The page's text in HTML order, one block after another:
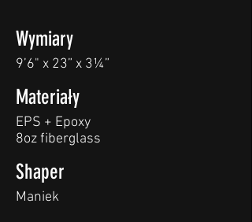
Wymiary
9’6" x 23” x 3¼”
Materiały
EPS + Epoxy
8oz fiberglass
Shaper
Maniek